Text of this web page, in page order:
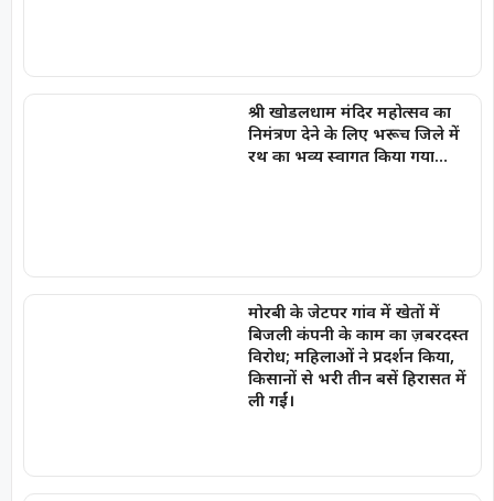
श्री खोडलधाम मंदिर महोत्सव का
निमंत्रण देने के लिए भरूच जिले में
रथ का भव्य स्वागत किया गया…
मोरबी के जेटपर गांव में खेतों में
बिजली कंपनी के काम का ज़बरदस्त
विरोध; महिलाओं ने प्रदर्शन किया,
किसानों से भरी तीन बसें हिरासत में
ली गईं।